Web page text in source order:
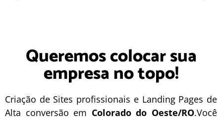
Queremos colocar sua
empresa no topo!
Criação de Sites profissionais e Landing Pages de
Alta conversão em Colorado do Oeste/RO.Você